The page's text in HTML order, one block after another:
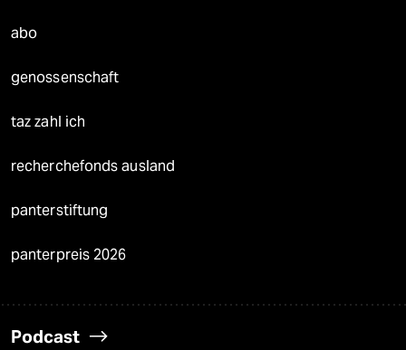
abo
genossenschaft
taz zahl ich
recherchefonds ausland
panterstiftung
panterpreis 2026
Podcast